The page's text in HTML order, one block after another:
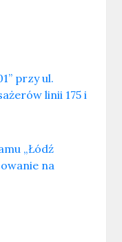
przy ul.
linii 175 i
„Łódź
na